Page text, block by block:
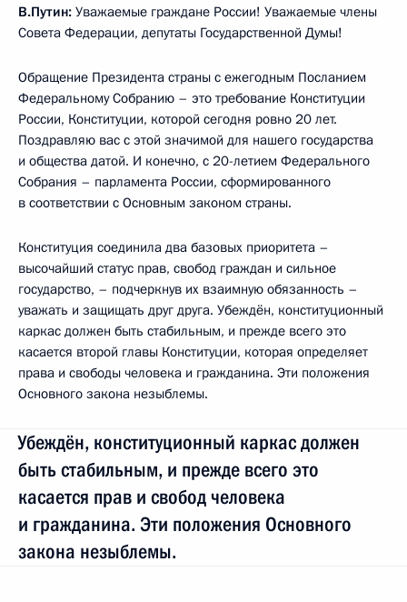
В.Путин: Уважаемые граждане России! Уважаемые члены
Совета Федерации, депутаты Государственной Думы!
Обращение Президента страны с ежегодным Посланием
Федеральному Собранию – это требование Конституции
России, Конституции, которой сегодня ровно 20 лет.
Поздравляю вас с этой значимой для нашего государства
и общества датой. И конечно, с 20-летием Федерального
Собрания – парламента России, сформированного
в соответствии с Основным законом страны.
Конституция соединила два базовых приоритета –
высочайший статус прав, свобод граждан и сильное
государство, – подчеркнув их взаимную обязанность –
уважать и защищать друг друга. Убеждён, конституционный
каркас должен быть стабильным, и прежде всего это
касается второй главы Конституции, которая определяет
права и свободы человека и гражданина. Эти положения
Основного закона незыблемы.
Убеждён, конституционный каркас должен
быть стабильным, и прежде всего это
касается прав и свобод человека
и гражданина. Эти положения Основного
закона незыблемы.